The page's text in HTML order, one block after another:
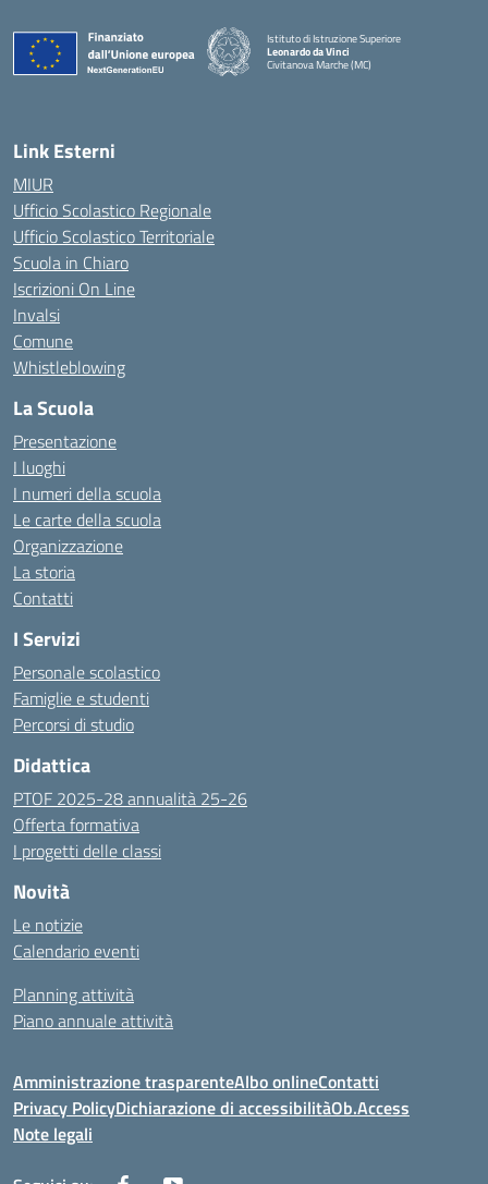
Istituto di Istruzione Superiore
Leonardo da Vinci
Civitanova Marche (MC)
Link Esterni
MIUR
Ufficio Scolastico Regionale
Ufficio Scolastico Territoriale
Scuola in Chiaro
Iscrizioni On Line
Invalsi
Comune
Whistleblowing
La Scuola
Presentazione
I luoghi
I numeri della scuola
Le carte della scuola
Organizzazione
La storia
Contatti
I Servizi
Personale scolastico
Famiglie e studenti
Percorsi di studio
Didattica
PTOF 2025-28 annualità 25-26
Offerta formativa
I progetti delle classi
Novità
Le notizie
Calendario eventi
Planning attività
Piano annuale attività
Amministrazione trasparenteAlbo onlineContatti
Privacy PolicyDichiarazione di accessibilitàOb.Access
Note legali